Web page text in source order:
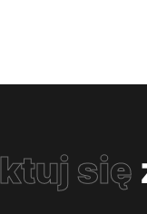
się